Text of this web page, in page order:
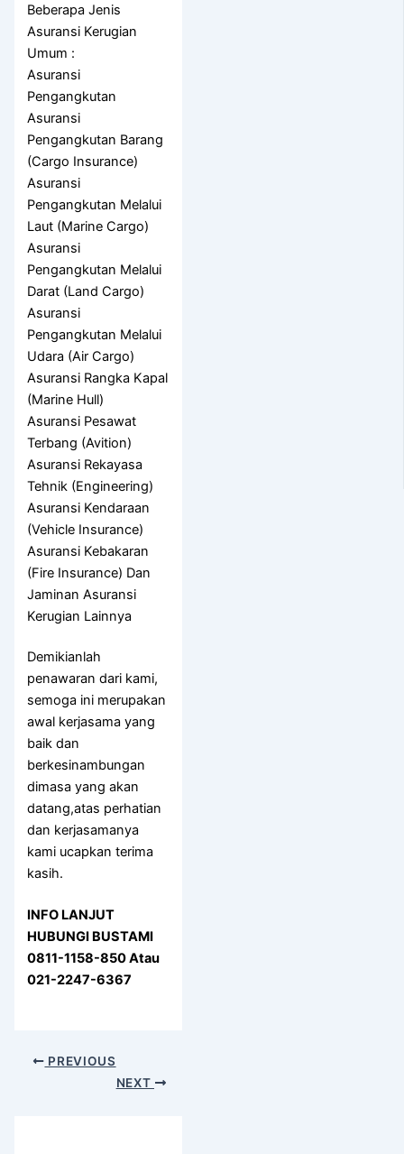
Beberapa Jenis
Asuransi Kerugian
Umum :
Asuransi
Pengangkutan
Asuransi
Pengangkutan Barang
(Cargo Insurance)
Asuransi
Pengangkutan Melalui
Laut (Marine Cargo)
Asuransi
Pengangkutan Melalui
Darat (Land Cargo)
Asuransi
Pengangkutan Melalui
Udara (Air Cargo)
Asuransi Rangka Kapal
(Marine Hull)
Asuransi Pesawat
Terbang (Avition)
Asuransi Rekayasa
Tehnik (Engineering)
Asuransi Kendaraan
(Vehicle Insurance)
Asuransi Kebakaran
(Fire Insurance) Dan
Jaminan Asuransi
Kerugian Lainnya
Demikianlah
penawaran dari kami,
semoga ini merupakan
awal kerjasama yang
baik dan
berkesinambungan
dimasa yang akan
datang,atas perhatian
dan kerjasamanya
kami ucapkan terima
kasih.
INFO LANJUT
HUBUNGI BUSTAMI
0811-1158-850 Atau
021-2247-6367
PREVIOUS
NEXT